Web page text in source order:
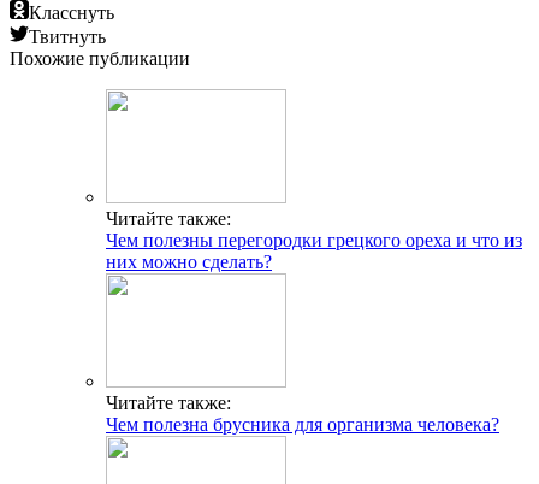
Класснуть
Твитнуть
Похожие публикации
Читайте также:
Чем полезны перегородки грецкого ореха и что из
них можно сделать?
Читайте также:
Чем полезна брусника для организма человека?